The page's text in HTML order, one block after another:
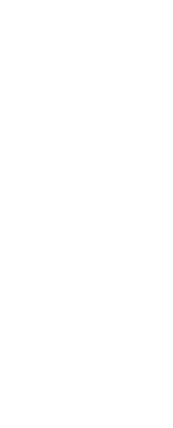
rozsądnie
nienawistne,
przekaże treści
inne
albo
treści, które
zarządzenie
treści, za
nie będzie
informacje
adresów e-
telefonów lub
nie będzie